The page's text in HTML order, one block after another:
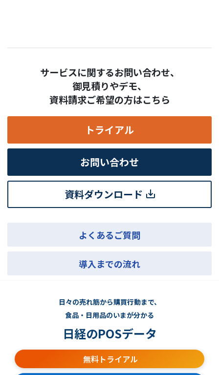
サービスに関するお問い合わせ、
御見積りやデモ、
資料請求ご希望の方はこちら
トライアル
お問い合わせ
資料ダウンロード
よくあるご質問
導入までの流れ
日々の売れ筋から購買行動まで、
食品・日用品のいまが分かる
日経のPOSデータ
無料トライアル